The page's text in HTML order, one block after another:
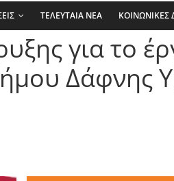
ΤΕΛΕΥΤΑΙΑ ΝΕΑ ΚΟΙΝΩΝΙΚΕΣ
για το
Δάφνης